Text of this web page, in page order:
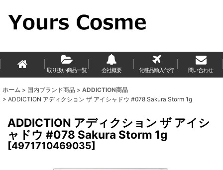
取り扱い商品一覧 会社概要 化粧品輸入代行 問い合わせ
ホーム > 国内ブランド商品 > ADDICTION商品
> ADDICTION アディクション ザ アイシャドウ #078 Sakura Storm 1g
ADDICTION アディクション ザ アイシ
ャドウ #078 Sakura Storm 1g
[4971710469035]